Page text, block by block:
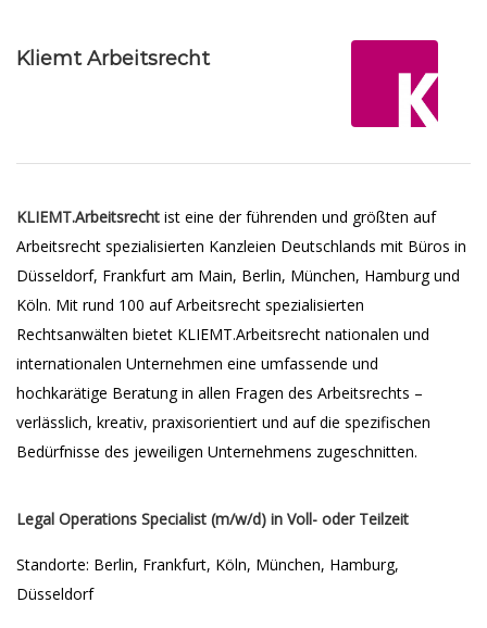
Kliemt Arbeitsrecht
KLIEMT.Arbeitsrecht ist eine der führenden und größten auf
Arbeitsrecht spezialisierten Kanzleien Deutschlands mit Büros in
Düsseldorf, Frankfurt am Main, Berlin, München, Hamburg und
Köln. Mit rund 100 auf Arbeitsrecht spezialisierten
Rechtsanwälten bietet KLIEMT.Arbeitsrecht nationalen und
internationalen Unternehmen eine umfassende und
hochkarätige Beratung in allen Fragen des Arbeitsrechts –
verlässlich, kreativ, praxisorientiert und auf die spezifischen
Bedürfnisse des jeweiligen Unternehmens zugeschnitten.
Legal Operations Specialist (m/w/d) in Voll- oder Teilzeit
Standorte: Berlin, Frankfurt, Köln, München, Hamburg,
Düsseldorf